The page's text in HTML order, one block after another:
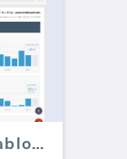
Google Analytics SEO sjabloon - Doelen (Rapport)